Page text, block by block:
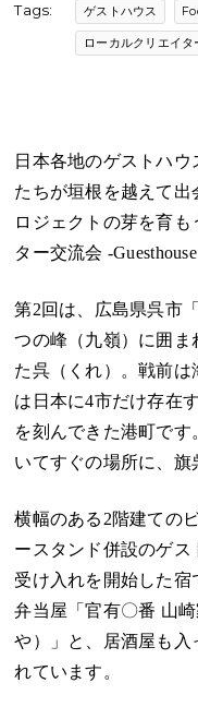
Tags: ゲストハウス
ローカルクリエイタ
日本各地のゲストハ
たちが垣根を越えて
ロジェクトの芽を育
ター交流会 -
第2回は、広島県呉市「
つの峰（九嶺）に囲
た呉（くれ）。戦前
は日本に4市だけ存在
を刻んできた港町で
いてすぐの場所に、旗
横幅のある2階建ての
ースタンド併設のゲ
受け入れを開始した
弁当屋「官有〇番 山
や）」と、居酒屋も入
れています。